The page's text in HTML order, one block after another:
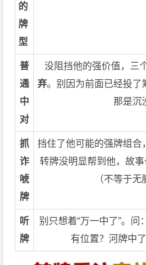
的
牌
型
普
通
中
对
没阻挡他的强价值，三
弃。别因为前面已经投
那是沉
抓
诈
唬
牌
挡住了他可能的强牌组合
转牌没明显帮到他，故
（不等于无
听
牌
别只想着“万一中了”。
有位置？河牌中